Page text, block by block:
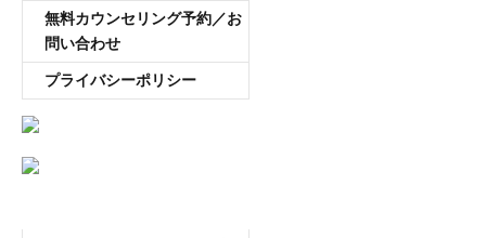
無料カウンセリング予約／お
問い合わせ
プライバシーポリシー